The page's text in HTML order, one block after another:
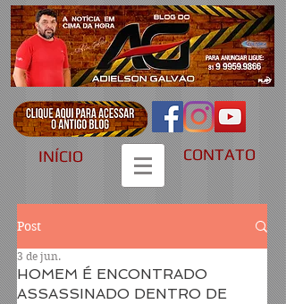
INÍCIO CONTATO
Post
HOMEM É ENCONTRADO
ASSASSINADO DENTRO DE
3 de jun.